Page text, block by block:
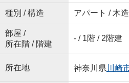
種別 / 構造 アパート / 木造
部屋 /
所在階 / 階建
- / 1階 / 2階建
所在地 神奈川県 川崎